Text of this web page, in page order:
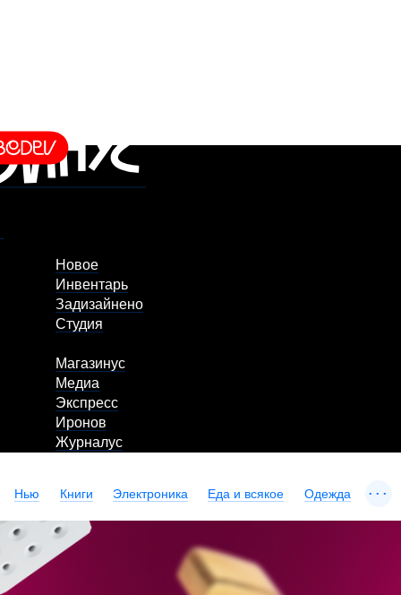
Новое
Инвентарь
Задизайнено
Студия
Магазинус
Медиа
Экспресс
Иронов
Журналус
Нью Книги Электроника Еда и всякое Одежда ...